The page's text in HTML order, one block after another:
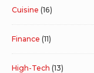
Cuisine (16)
Finance (11)
High-Tech (13)